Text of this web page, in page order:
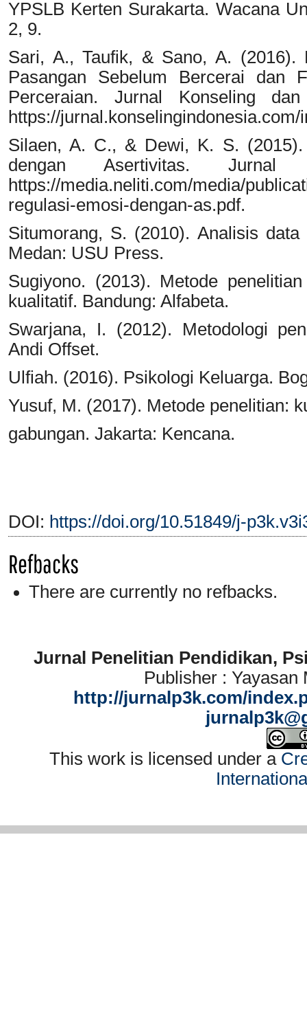
YPSLB Kerten Surakarta. Wacana
2, 9.
Sari, A., Taufik, & Sano, A. (2016).
Pasangan Sebelum Bercerai dan
Perceraian. Jurnal Konseling
https://
Silaen, A. C., & Dewi, K. S.
dengan Asertivitas.
https://media.neliti.com/media/
regulasi-emosi-dengan-as.pdf.
Situmorang, S. (2010). Analisis
Medan: USU Press.
Sugiyono. (2013). Metode
kualitatif. Bandung: Alfabeta.
Swarjana, I. (2012). Metodologi
Andi Offset.
Ulfiah. (2016). Psikologi Keluarga.
Yusuf, M. (2017). Metode penelitian:
gabungan. Jakarta: Kencana.
DOI: https://doi.org/10.51849/j-
Refbacks
There are currently no refbacks.
Jurnal Penelitian Pendidikan,
Publisher : Yayasan
http://jurnalp3k.com/
This work is licensed under a